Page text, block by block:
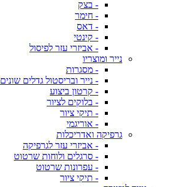
- בצק
- חימר
- דאס
- קינטי
- אביזרי עזר לפיסול
נייר ומוצריו
- מסגרות
- נייר ובריסטול גדלים שונים
- קרטון ביצוע
- בלוקים לציור
- תיקי ציור
- אוריגמי
גרפיקה ואדריכלות
- אביזרי עזר לגרפיקה
- סרגלים ולוחות שרטוט
- עפרונות שרטוט
- תיקי ציור